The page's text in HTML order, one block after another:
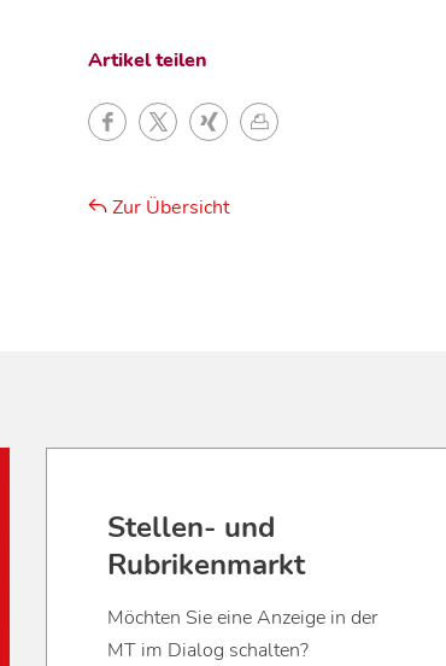
Artikel teilen
Zur Übersicht
Stellen- und
Rubrikenmarkt
Möchten Sie eine Anzeige in der
MT im Dialog schalten?